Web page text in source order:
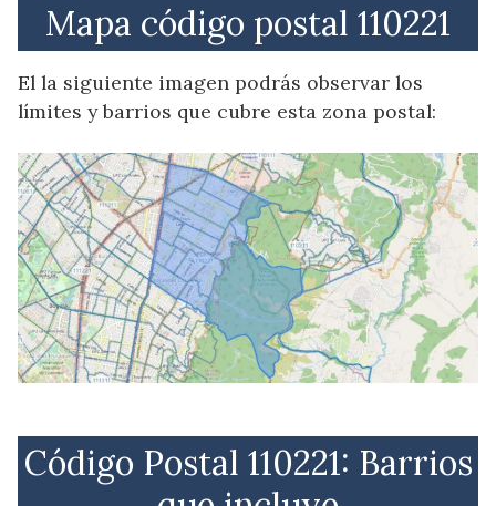
Mapa código postal 110221
El la siguiente imagen podrás observar los
límites y barrios que cubre esta zona postal:
Código Postal 110221: Barrios